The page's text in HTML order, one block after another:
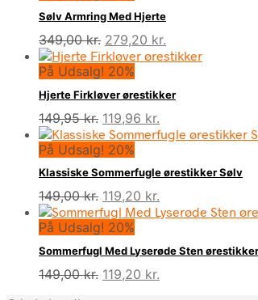
Sølv Armring Med Hjerte
349,00kr. Den
oprindelige
pris
349,00 kr..
279,20 kr.
aktuelle
279,20 kr..
På Udsalg! 20%
Hjerte Firkløver ørestikker
149,95kr. Den
oprindelige
pris
149,95 kr..
119,96 kr.
aktuelle
119,96 kr..
På Udsalg! 20%
Klassiske Sommerfugle ørestikker Sølv
149,00kr. Den
oprindelige
pris
var:
149,00 kr..
119,20 kr.
aktuelle
er:
119,20 kr..
På Udsalg! 20%
Sommerfugl Med Lyserøde Sten ørestikker
149,00kr. Den
119,20 kr.